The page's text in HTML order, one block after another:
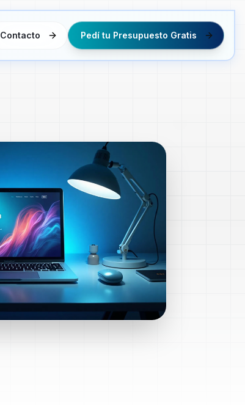
Contacto Pedí tu Presupuesto Gratis